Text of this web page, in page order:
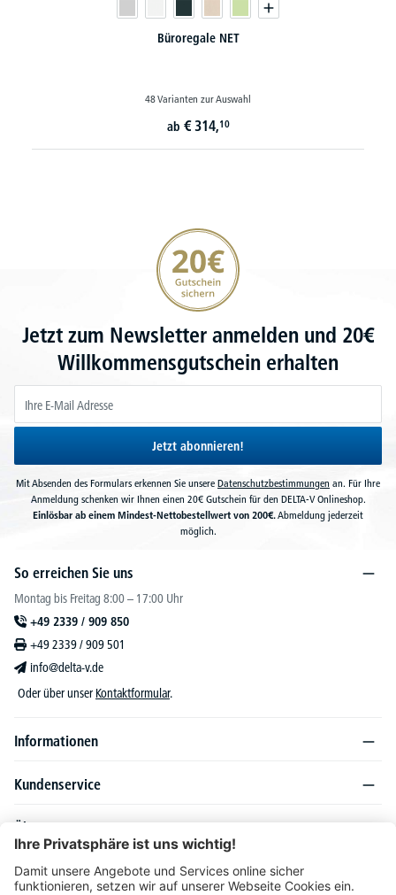
Büroregale NET
48 Varianten zur Auswahl
ab € 314,10
20€ Gutschein sichern
Jetzt zum Newsletter anmelden und 20€
Willkommensgutschein erhalten
Jetzt abonnieren!
Mit Absenden des Formulars erkennen Sie unsere Datenschutzbestimmungen an. Für Ihre
Anmeldung schenken wir Ihnen einen 20€ Gutschein für den DELTA-V Onlineshop.
Einlösbar ab einem Mindest-Nettobestellwert von 200€.Abmeldung jederzeit
möglich.
So erreichen Sie uns
Montag bis Freitag 8:00 – 17:00 Uhr
+49 2339 / 909 850
+49 2339 / 909 501
info@delta-v.de
Oder über unser Kontaktformular.
Informationen
Kundenservice
Über DELTA-V
Produktsortiment